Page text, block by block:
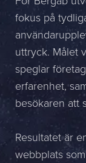
Mitt största
Namn *
Företag *
E-post *
fokus på
uttryck. Målet
speglar
erfarenhet,
besökaren att
Resultatet är
webbplats